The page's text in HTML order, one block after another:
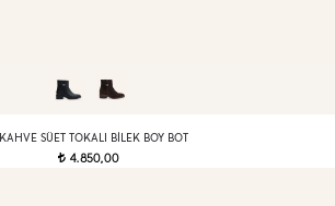
KAHVE SÜET TOKALI BILEK BOY BOT
t 4.850,00